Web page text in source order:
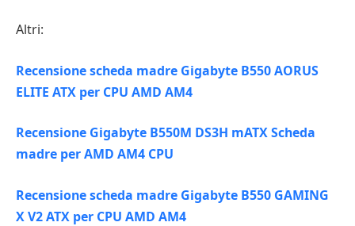
Altri:
Recensione scheda madre Gigabyte B550 AORUS
ELITE ATX per CPU AMD AM4
Recensione Gigabyte B550M DS3H mATX Scheda
madre per AMD AM4 CPU
Recensione scheda madre Gigabyte B550 GAMING
X V2 ATX per CPU AMD AM4